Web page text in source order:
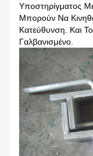
Υποστηρίγματος
Μπορούν Να
Κατεύθυνση. Και
Γαλβανισμένο.